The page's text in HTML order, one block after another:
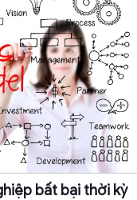
bất bại thời kỳ